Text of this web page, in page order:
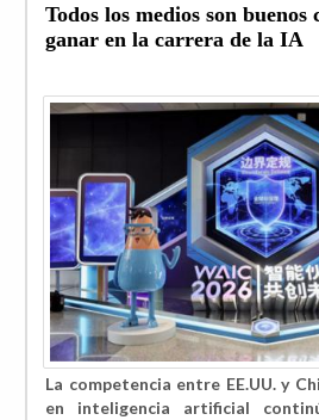
Todos los medios son buenos
ganar en la carrera de la IA
La competencia entre EE.UU. y
en inteligencia artificial